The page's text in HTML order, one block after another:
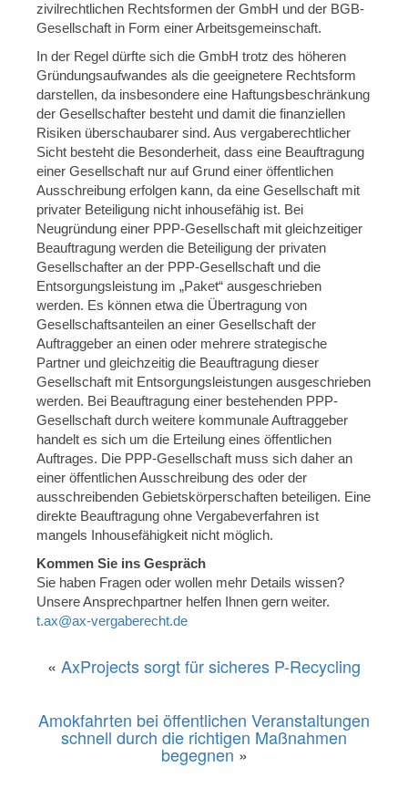
zivilrechtlichen Rechtsformen der GmbH und der BGB-
Gesellschaft in Form einer Arbeitsgemeinschaft.
In der Regel dürfte sich die GmbH trotz des höheren
Gründungsaufwandes als die geeignetere Rechtsform
darstellen, da insbesondere eine Haftungsbeschränkung
der Gesellschafter besteht und damit die finanziellen
Risiken überschaubarer sind. Aus vergaberechtlicher
Sicht besteht die Besonderheit, dass eine Beauftragung
einer Gesellschaft nur auf Grund einer öffentlichen
Ausschreibung erfolgen kann, da eine Gesellschaft mit
privater Beteiligung nicht inhousefähig ist. Bei
Neugründung einer PPP-Gesellschaft mit gleichzeitiger
Beauftragung werden die Beteiligung der privaten
Gesellschafter an der PPP-Gesellschaft und die
Entsorgungsleistung im „Paket“ ausgeschrieben
werden. Es können etwa die Übertragung von
Gesellschaftsanteilen an einer Gesellschaft der
Auftraggeber an einen oder mehrere strategische
Partner und gleichzeitig die Beauftragung dieser
Gesellschaft mit Entsorgungsleistungen ausgeschrieben
werden. Bei Beauftragung einer bestehenden PPP-
Gesellschaft durch weitere kommunale Auftraggeber
handelt es sich um die Erteilung eines öffentlichen
Auftrages. Die PPP-Gesellschaft muss sich daher an
einer öffentlichen Ausschreibung des oder der
ausschreibenden Gebietskörperschaften beteiligen. Eine
direkte Beauftragung ohne Vergabeverfahren ist
mangels Inhousefähigkeit nicht möglich.
Kommen Sie ins Gespräch
Sie haben Fragen oder wollen mehr Details wissen?
Unsere Ansprechpartner helfen Ihnen gern weiter.
t.ax@ax-vergaberecht.de
« AxProjects sorgt für sicheres P-Recycling
Amokfahrten bei öffentlichen Veranstaltungen
schnell durch die richtigen Maßnahmen
begegnen »